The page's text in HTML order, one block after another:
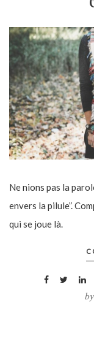
Ne nions pas la
envers la pilule”.
qui se joue là.
by